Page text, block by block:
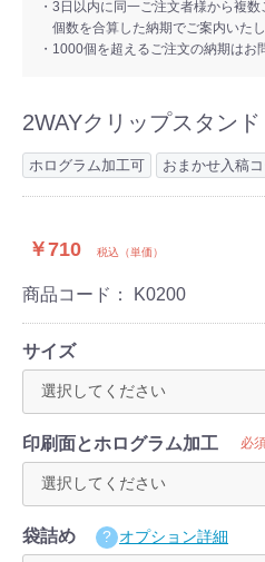
・3日以内に同一ご注文者様から複数
個数を合算した納期でご案内いた
・1000個を超えるご注文の納期はお
2WAYクリップスタンド
ホログラム加工可 おまかせ入稿
￥710 税込（単価）
商品コード： K0200
サイズ
印刷面とホログラム加工 必
袋詰め オプション詳細